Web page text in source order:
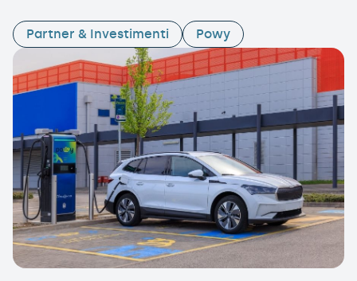
Partner & Investimenti Powy